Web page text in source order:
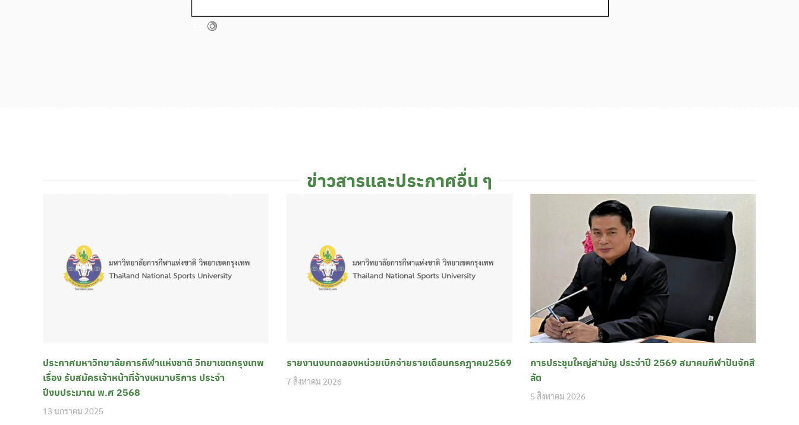
ข่าวสารและประกาศอื่น ๆ
ประกาศมหาวิทยาลัยการกีฬาแห่งชาติ วิทยาเขตกรุงเทพ
เรื่อง รับสมัครเจ้าหน้าที่จ้างเหมาบริการ ประจำ
ปีงบประมาณ พ.ศ 2568
13 มกราคม 2025
รายงานงบทดลองหน่วยเบิกจ่ายรายเดือนกรกฎาคม2569
7 สิงหาคม 2026
การประชุมใหญ่สามัญ ประจำปี 2569 สมาคมกีฬาปันจักสี
ลัต
5 สิงหาคม 2026